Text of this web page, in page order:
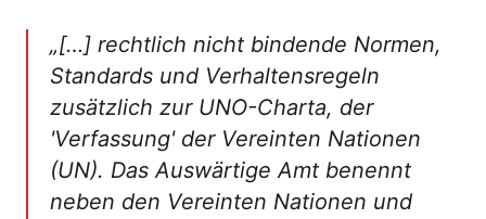
„[…] rechtlich nicht bindende Normen,
Standards und Verhaltensregeln
zusätzlich zur UNO-Charta, der
'Verfassung' der Vereinten Nationen
(UN). Das Auswärtige Amt benennt
neben den Vereinten Nationen und